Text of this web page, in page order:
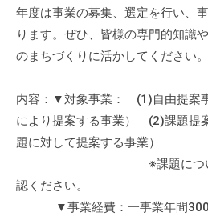
年度は事業の募集、選定を行い、
ります。ぜひ、皆様の専門的知識
のまちづくりに活かしてください。
内容：▼対象事業： (1)自由提案
により提案する事業） (2)課題提
題に対して提案する事業）
※課題については、
認ください。
▼事業経費：一事業年間300